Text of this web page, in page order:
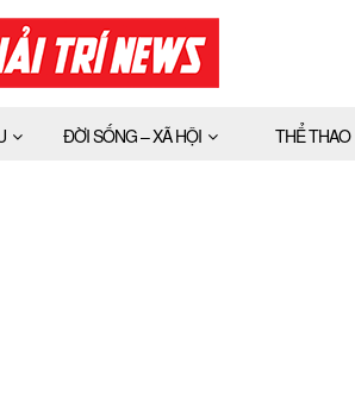
ĐỜI SỐNG – XÃ HỘI THỂ THAO